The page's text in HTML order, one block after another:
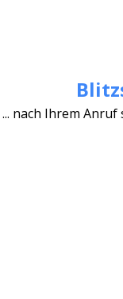
... nach Ihrem